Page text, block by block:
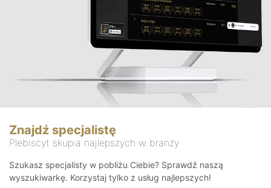
Znajdź specjalistę
Plebiscyt skupia najlepszych w branży
Szukasz specjalisty w pobliżu Ciebie? Sprawdź naszą
wyszukiwarkę. Korzystaj tylko z usług najlepszych!